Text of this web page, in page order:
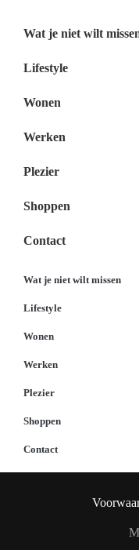
Wat je niet wilt
Lifestyle
Wonen
Werken
Plezier
Shoppen
Contact
Wat je niet wilt missen
Lifestyle
Wonen
Werken
Plezier
Shoppen
Contact